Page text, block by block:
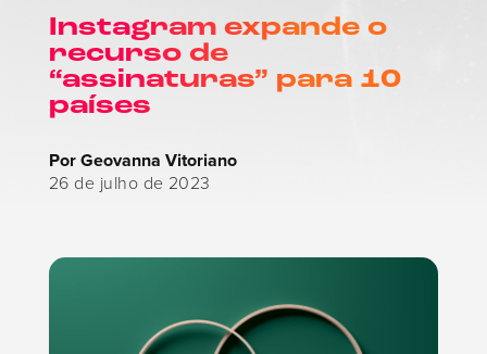
Instagram expande o
recurso de
“assinaturas” para 10
países
Por Geovanna Vitoriano
26 de julho de 2023